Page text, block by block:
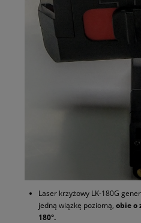
Laser krzyżowy LK-180G
jedną wiązkę poziomą, obie o
180°.